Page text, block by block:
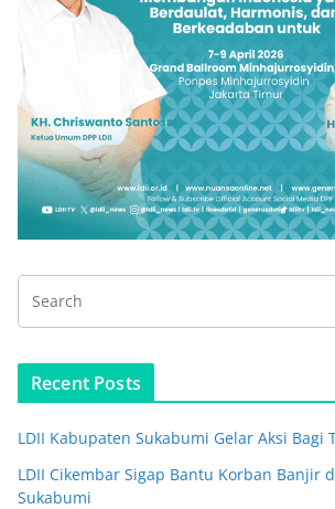
Recent Posts
LDII Kabupaten Sukabumi Gelar Aksi Bagi
LDII Cikembar Sigap Bantu Korban Banjir
Sukabumi